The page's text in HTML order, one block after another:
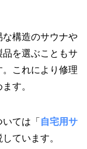
構造のサウナや
を選ぶこともサ
これにより修理
す。
ては「自宅用サ
ています。